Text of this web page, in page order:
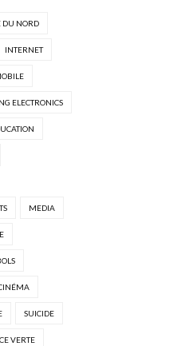
DU NORD
INTERNET
ELECTRONICS
MEDIA
SUICIDE
VERTE